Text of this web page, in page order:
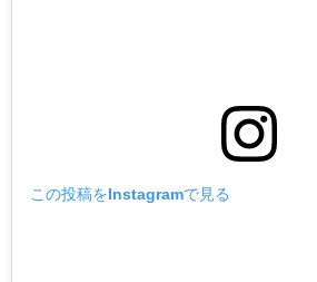
この投稿をInstagramで見る